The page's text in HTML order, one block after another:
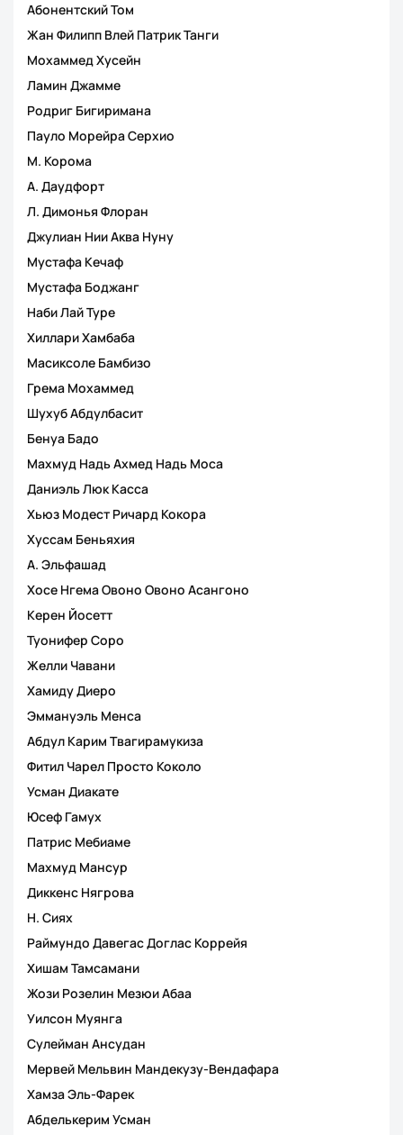
Абонентский Том
Жан Филипп Влей Патрик Танги
Мохаммед Хусейн
Ламин Джамме
Родриг Бигиримана
Пауло Морейра Серхио
М. Корома
А. Даудфорт
Л. Димонья Флоран
Джулиан Нии Аква Нуну
Мустафа Кечаф
Мустафа Боджанг
Наби Лай Туре
Хиллари Хамбаба
Масиксоле Бамбизо
Грема Мохаммед
Шухуб Абдулбасит
Бенуа Бадо
Махмуд Надь Ахмед Надь Моса
Даниэль Люк Касса
Хьюз Модест Ричард Кокора
Хуссам Беньяхия
А. Эльфашад
Хосе Нгема Овоно Овоно Асангоно
Керен Йосетт
Туонифер Соро
Желли Чавани
Хамиду Диеро
Эммануэль Менса
Абдул Карим Твагирамукиза
Фитил Чарел Просто Коколо
Усман Диакате
Юсеф Гамух
Патрис Мебиаме
Махмуд Мансур
Диккенс Нягрова
Н. Сиях
Раймундо Давегас Доглас Коррейя
Хишам Тамсамани
Жози Розелин Мезюи Абаа
Уилсон Муянга
Сулейман Ансудан
Мервей Мельвин Мандекузу-Вендафара
Хамза Эль-Фарек
Абделькерим Усман